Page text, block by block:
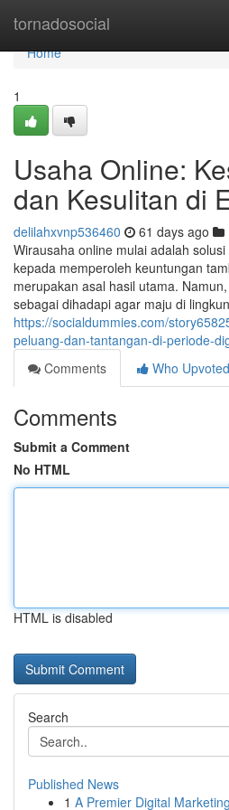
tornadosocial
Home
Home
1
Usaha Online:
dan Kesulitan di
delilahxvnp536460 61 days ago
Wirausaha online mulai adalah
kepada memperoleh keuntungan
merupakan asal hasil utama.
sebagai dihadapi agar maju di
https://socialdummies.com/
peluang-dan-tantangan-di-periode-
Comments
Who Upvoted
Comments
Submit a Comment
No HTML
HTML is disabled
Search
Published News
1 A Premier Digital